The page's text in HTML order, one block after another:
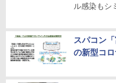
ル感染もシ
スパコン
の新型コ